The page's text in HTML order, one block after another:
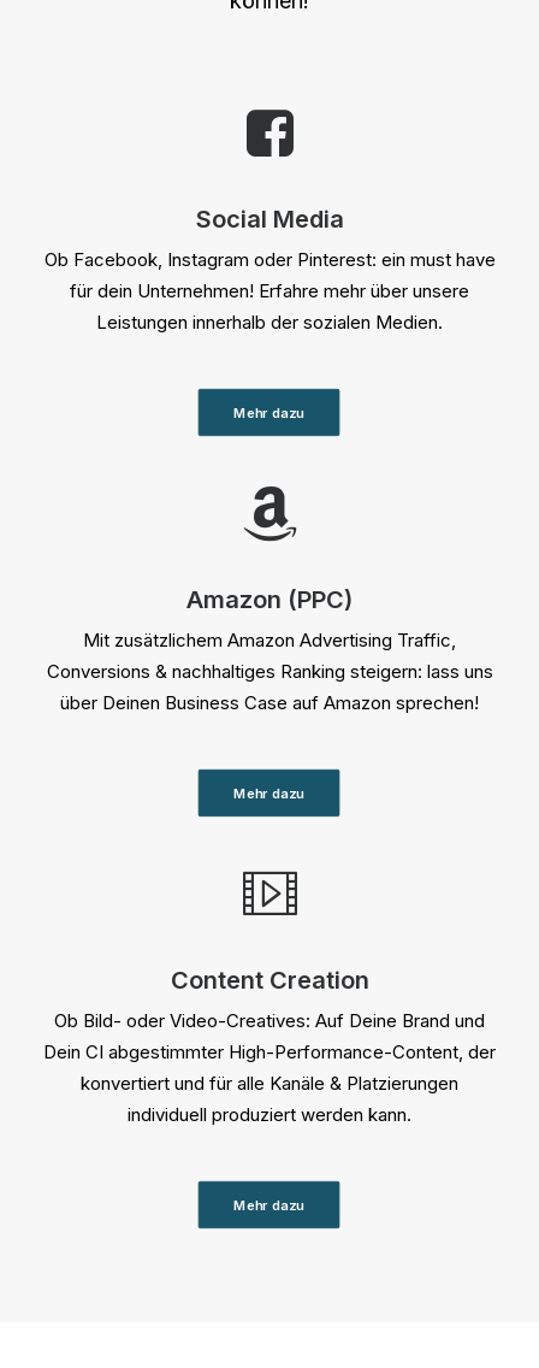
Social Media
Ob Facebook, Instagram oder Pinterest: ein must have
für dein Unternehmen! Erfahre mehr über unsere
Leistungen innerhalb der sozialen Medien.
Mehr dazu
Amazon (PPC)
Mit zusätzlichem Amazon Advertising Traffic,
Conversions & nachhaltiges Ranking steigern: lass uns
über Deinen Business Case auf Amazon sprechen!
Mehr dazu
Content Creation
Ob Bild- oder Video-Creatives: Auf Deine Brand und
Dein CI abgestimmter High-Performance-Content, der
konvertiert und für alle Kanäle & Platzierungen
individuell produziert werden kann.
Mehr dazu